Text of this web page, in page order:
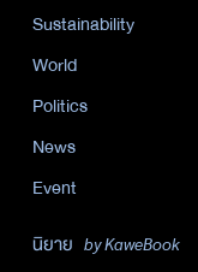
Sustainability
World
Politics
News
Event
นิยาย by KaweBook